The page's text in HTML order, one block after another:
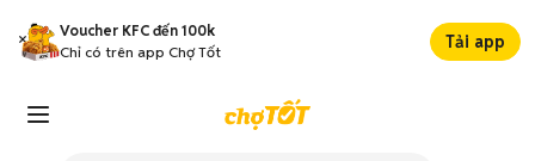
Voucher KFC đến 100k
Chỉ có trên app Chợ Tốt
Tải app